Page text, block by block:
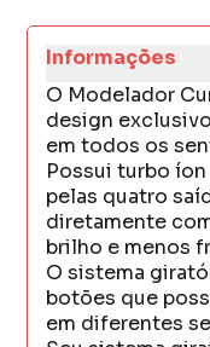
Informações
O Modelador
design
em todos os
Possui turbo
pelas quatro
diretamente
brilho e menos
O sistema
botões que
em diferentes